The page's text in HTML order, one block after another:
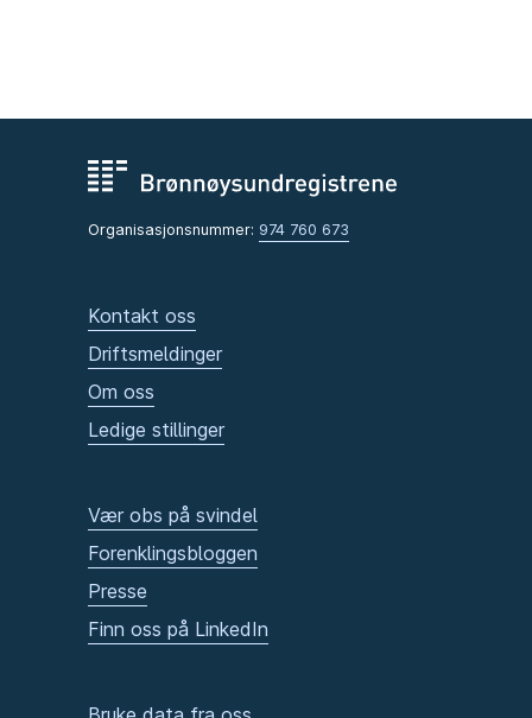
Organisasjonsnummer: 974 760 673
Kontakt oss
Driftsmeldinger
Om oss
Ledige stillinger
Vær obs på svindel
Forenklingsbloggen
Presse
Finn oss på LinkedIn